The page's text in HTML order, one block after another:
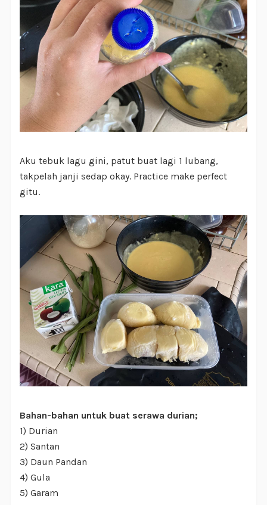
Aku tebuk lagu gini, patut buat lagi 1 lubang,
takpelah janji sedap okay. Practice make perfect
gitu.
Bahan-bahan untuk buat serawa durian;
1) Durian
2) Santan
3) Daun Pandan
4) Gula
5) Garam